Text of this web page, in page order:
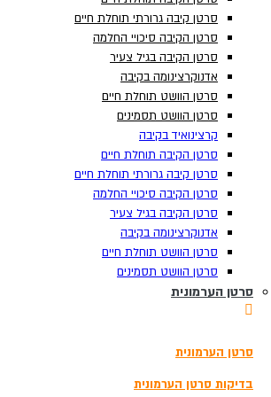
סרטן קיבה גרורתי תוחלת חיים
סרטן הקיבה סיכויי החלמה
סרטן הקיבה בגיל צעיר
אדנוקרצינומה בקיבה
סרטן הוושט תוחלת חיים
סרטן הוושט תסמינים
קרצינואיד בקיבה
סרטן הקיבה תוחלת חיים
סרטן קיבה גרורתי תוחלת חיים
סרטן הקיבה סיכויי החלמה
סרטן הקיבה בגיל צעיר
אדנוקרצינומה בקיבה
סרטן הוושט תוחלת חיים
סרטן הוושט תסמינים
סרטן הערמונית
סרטן הערמונית
בדיקות סרטן הערמונית
תוצאות
צפה בכל התוצאות
הזמנת בדיקה
3180*
בדיקת סקר לגילוי מוקדם של סרטן
סרטן קיבה גרורתי תוחלת חיים
סרטן הקיבה סיכויי החלמה
סרטן הקיבה בגיל צעיר
אדנוקרצינומה בקיבה
סרטן הוושט תוחלת חיים
סרטן הוושט תסמינים
קרצינואיד בקיבה
סרטן הקיבה תוחלת חיים
סרטן קיבה גרורתי תוחלת חיים
סרטן הקיבה סיכויי החלמה
סרטן הקיבה בגיל צעיר
אדנוקרצינומה בקיבה
סרטן הוושט תוחלת חיים
סרטן הוושט תסמינים
סרטן הערמונית
סרטן הערמונית
בדיקות סרטן הערמונית